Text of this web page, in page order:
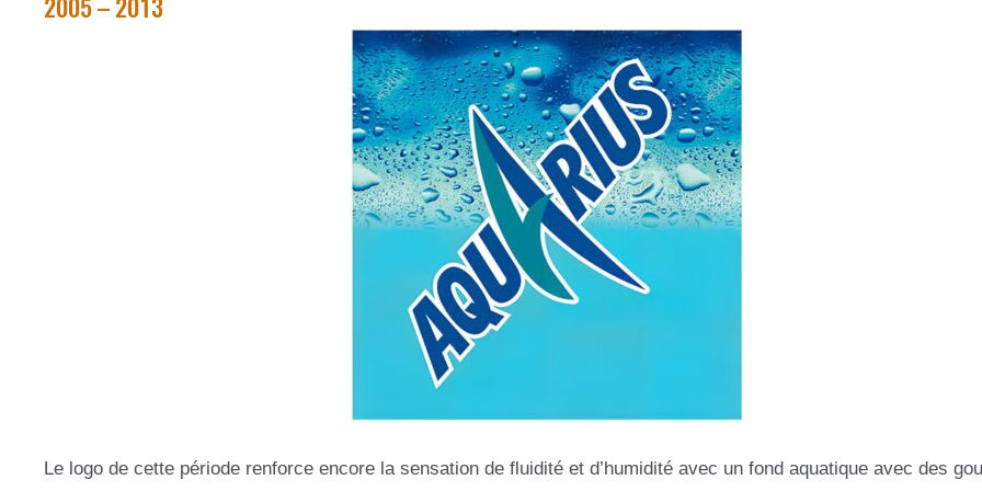
2005 – 2013
Le logo de cette période renforce encore la sensation de fluidité et d’humidité avec un fond aquatique avec des